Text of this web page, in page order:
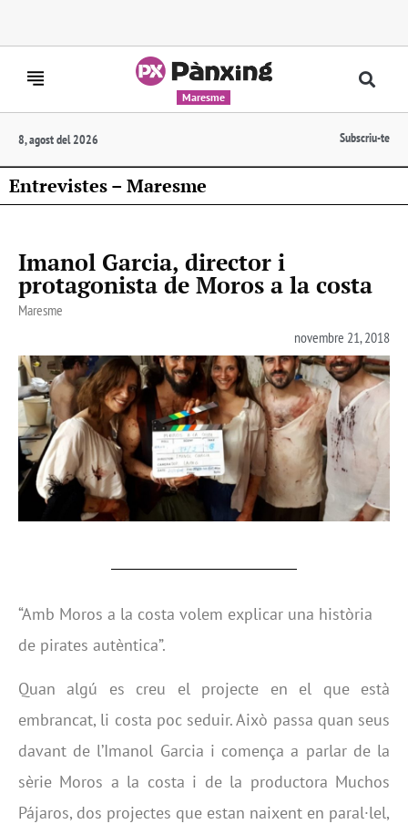
Maresme
8, agost del 2026 Subscriu-te
Entrevistes – Maresme
Imanol Garcia, director i
protagonista de Moros a la costa
Maresme
novembre 21, 2018
“Amb Moros a la costa volem explicar una història
de pirates autèntica”.
Quan algú es creu el projecte en el que està
embrancat, li costa poc seduir. Això passa quan seus
davant de l’Imanol Garcia i comença a parlar de la
sèrie Moros a la costa i de la productora Muchos
Pájaros, dos projectes que estan naixent en paral·lel,